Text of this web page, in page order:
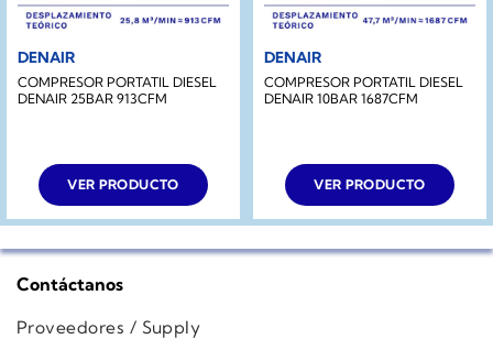
DENAIR
COMPRESOR PORTATIL DIESEL
DENAIR 25BAR 913CFM
VER PRODUCTO
DENAIR
COMPRESOR PORTATIL DIESEL
DENAIR 10BAR 1687CFM
VER PRODUCTO
Contáctanos
Proveedores / Supply